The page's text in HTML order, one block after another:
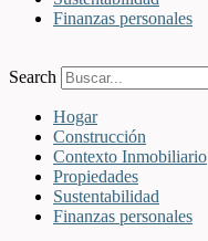
Finanzas personales
Search
Hogar
Construcción
Contexto Inmobiliario
Propiedades
Sustentabilidad
Finanzas personales